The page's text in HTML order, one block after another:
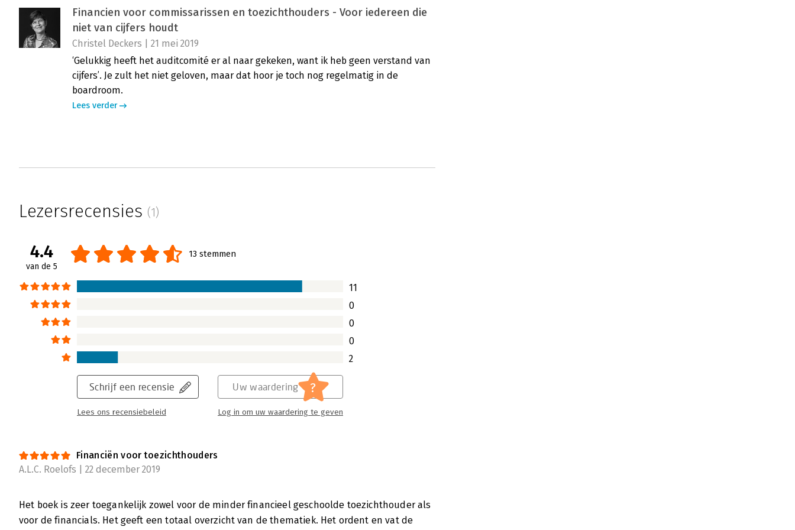
Financien voor commissarissen en toezichthouders - Voor iedereen die
niet van cijfers houdt
Christel Deckers | 21 mei 2019
‘Gelukkig heeft het auditcomité er al naar gekeken, want ik heb geen verstand van
cijfers’. Je zult het niet geloven, maar dat hoor je toch nog regelmatig in de
boardroom.
Lees verder
Lezersrecensies (1)
4.4
van de 5
13 stemmen
11
0
0
0
2
Schrijf een recensie
Lees ons recensiebeleid
Uw waardering ?
Log in om uw waardering te geven
Financiën voor toezichthouders
A.L.C. Roelofs | 22 december 2019
Het boek is zeer toegankelijk zowel voor de minder financieel geschoolde toezichthouder als
voor de financials. Het geeft een totaal overzicht van de thematiek. Het ordent en vat de